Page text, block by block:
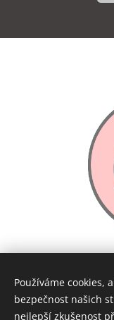
Používáme cookies,
bezpečnost našich
nejlepší zkušenost